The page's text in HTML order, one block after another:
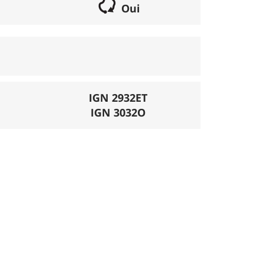
Oui
lorsqu'il s'agit d'une boucle. Les chemins
peut se réaliser avec un vélo semi
La difficulté de la descente est
IGN 2932ET
IGN 3032O